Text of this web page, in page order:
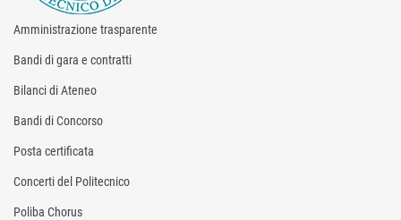
Amministrazione trasparente
Bandi di gara e contratti
Bilanci di Ateneo
Bandi di Concorso
Posta certificata
Concerti del Politecnico
Poliba Chorus